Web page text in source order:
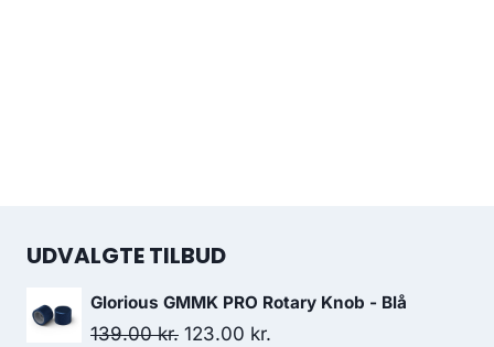
UDVALGTE TILBUD
Glorious GMMK PRO Rotary Knob - Blå
139.00kr. Original
123.00 kr.